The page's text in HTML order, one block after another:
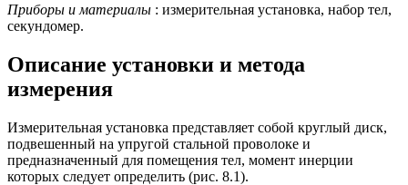
Приборы и материалы : измерительная установка, набор тел,
секундомер.
Описание установки и метода
измерения
Измерительная установка представляет собой круглый диск,
подвешенный на упругой стальной проволоке и
предназначенный для помещения тел, момент инерции
которых следует определить (рис. 8.1).